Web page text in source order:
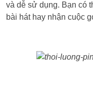
và dễ sử dụng. Bạn có
bài hát hay nhận cuộc